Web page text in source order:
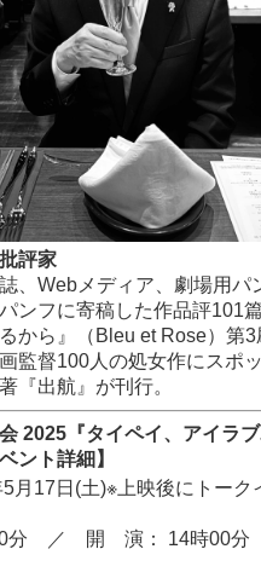
評家
、Webメディア、劇場用パ
ンフに寄稿した作品評101
から』（Bleu et Rose）第3
監督100人の処女作にスポ
『出航』が刊行。
2025『タイペイ、アイラ
ント詳細】
17日(土)※上映後にトーク
分 ／ 開 演： 14時00分